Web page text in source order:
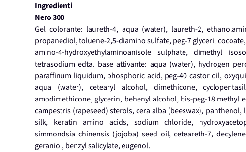
Ingredienti
Nero 300
Gel colorante: laureth-4, aqua (water), laureth-2,
propanediol, toluene-2,5-diamino sulfate, peg-7 glyceril
amino-4-hydroxyethylaminoanisole sulphate, dimethyl
tetrasodium edta. base attivante: aqua (water), hydrogen
paraffinum liquidum, phosphoric acid, peg-40 castor oil,
aqua (water), cetearyl alcohol, dimethicone,
amodimethicone, glycerin, behenyl alcohol, bis-peg-18 methyl
campestris (rapeseed) sterols, cera alba (beeswax),
silk, keratin amino acids, sodium chloride,
simmondsia chinensis (jojoba) seed oil, ceteareth-7,
geraniol, benzyl salicylate, eugenol.